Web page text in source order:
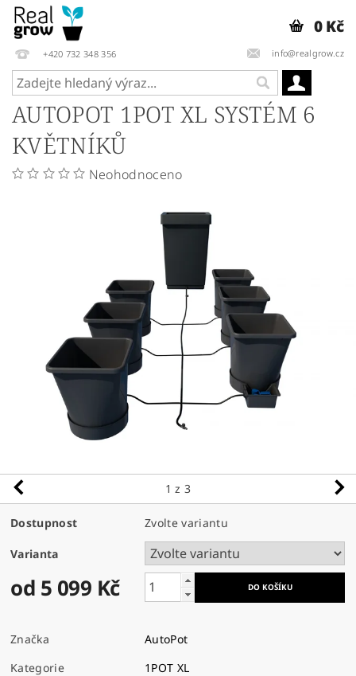
+420 732 348 356 info@realgrow.cz
0 Kč
AUTOPOT 1POT XL SYSTÉM 6
KVĚTNÍKŮ
Neohodnoceno
1 z 3
Dostupnost Zvolte variantu
Varianta
od 5 099 Kč
Značka
AutoPot
Kategorie
1POT XL